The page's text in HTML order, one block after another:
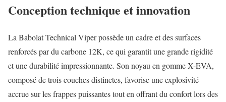
Conception technique et innovation
La Babolat Technical Viper possède un cadre et des surfaces
renforcés par du carbone 12K, ce qui garantit une grande rigidité
et une durabilité impressionnante. Son noyau en gomme X-EVA,
composé de trois couches distinctes, favorise une explosivité
accrue sur les frappes puissantes tout en offrant du confort lors des